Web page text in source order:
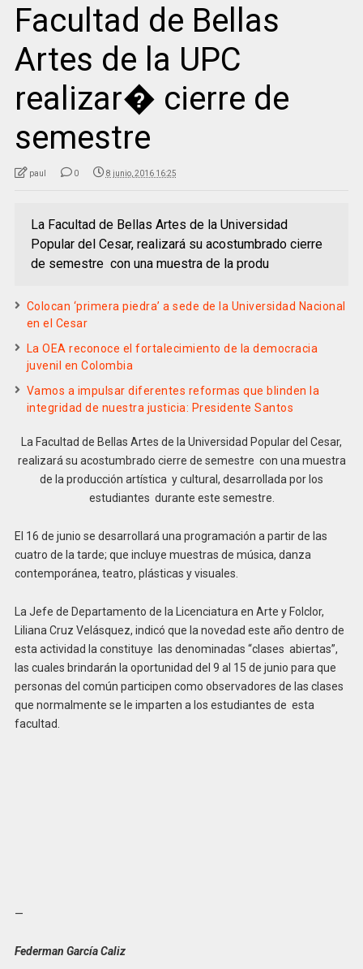
Facultad de Bellas
Artes de la UPC
realizar� cierre de
semestre
paul 0 8 junio, 2016 16:25
La Facultad de Bellas Artes de la Universidad
Popular del Cesar, realizará su acostumbrado cierre
de semestre con una muestra de la produ
Colocan ‘primera piedra’ a sede de la Universidad Nacional
en el Cesar
La OEA reconoce el fortalecimiento de la democracia
juvenil en Colombia
Vamos a impulsar diferentes reformas que blinden la
integridad de nuestra justicia: Presidente Santos
La Facultad de Bellas Artes de la Universidad Popular del Cesar,
realizará su acostumbrado cierre de semestre con una muestra
de la producción artística y cultural, desarrollada por los
estudiantes durante este semestre.
El 16 de junio se desarrollará una programación a partir de las
cuatro de la tarde; que incluye muestras de música, danza
contemporánea, teatro, plásticas y visuales.
La Jefe de Departamento de la Licenciatura en Arte y Folclor,
Liliana Cruz Velásquez, indicó que la novedad este año dentro de
esta actividad la constituye las denominadas “clases abiertas”,
las cuales brindarán la oportunidad del 9 al 15 de junio para que
personas del común participen como observadores de las clases
que normalmente se le imparten a los estudiantes de esta
facultad.
—
Federman García Caliz